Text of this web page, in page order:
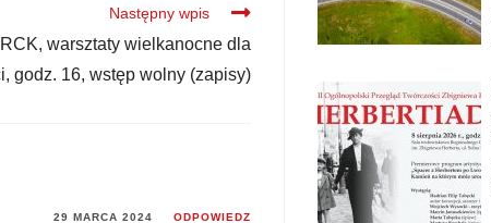
Następny wpis
warsztaty wielkanocne dla
godz. 16, wstęp wolny (zapisy)
29 MARCA 2024 ODPOWIEDZ